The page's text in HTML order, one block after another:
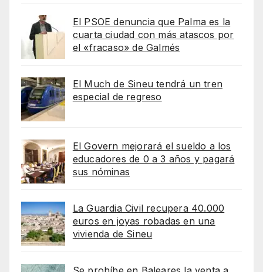
El PSOE denuncia que Palma es la
cuarta ciudad con más atascos por
el «fracaso» de Galmés
El Much de Sineu tendrá un tren
especial de regreso
El Govern mejorará el sueldo a los
educadores de 0 a 3 años y pagará
sus nóminas
La Guardia Civil recupera 40.000
euros en joyas robadas en una
vivienda de Sineu